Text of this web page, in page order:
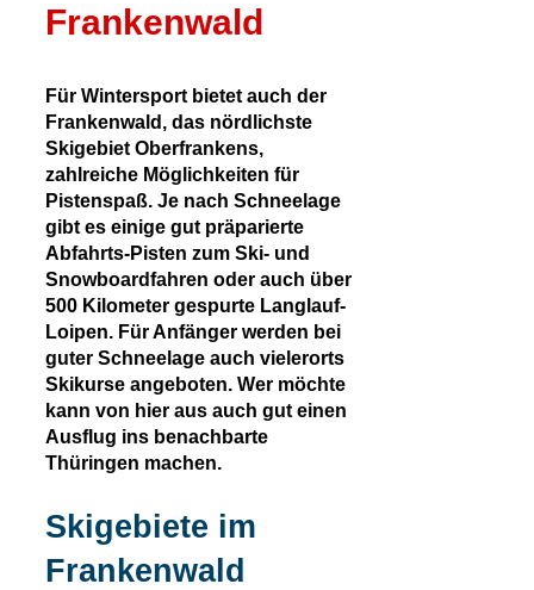
Frankenwald
Für Wintersport bietet auch der
Frankenwald, das nördlichste
Skigebiet Oberfrankens,
zahlreiche Möglichkeiten für
Pistenspaß. Je nach Schneelage
gibt es einige gut präparierte
Abfahrts-Pisten zum Ski- und
Snowboardfahren oder auch über
500 Kilometer gespurte Langlauf-
Loipen. Für Anfänger werden bei
guter Schneelage auch vielerorts
Skikurse angeboten. Wer möchte
kann von hier aus auch gut einen
Ausflug ins benachbarte
Thüringen machen.
Skigebiete im
Frankenwald